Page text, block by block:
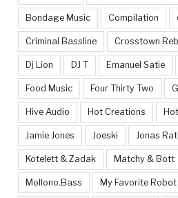
Bondage Music Compilation
Criminal Bassline Crosstown
Dj Lion DJ T Emanuel Satie
Food Music Four Thirty Two
Hive Audio Hot Creations
Jamie Jones Joeski Jonas
Kotelett & Zadak Matchy & Bott
Mollono.Bass My Favorite